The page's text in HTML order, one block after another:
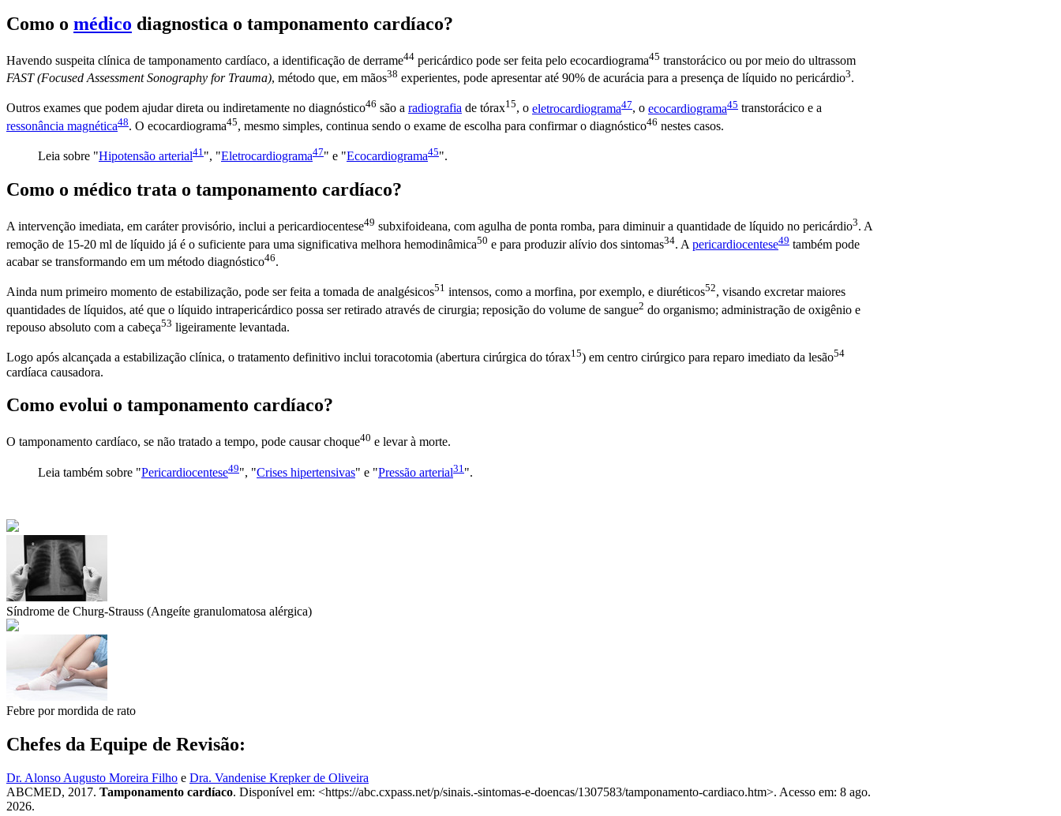
Como o médico diagnostica o tamponamento cardíaco?
Havendo suspeita clínica de tamponamento cardíaco, a identificação de derrame44 pericárdico pode ser feita pelo ecocardiograma45 transtorácico ou por meio do ultrassom
FAST (Focused Assessment Sonography for Trauma), método que, em mãos38 experientes, pode apresentar até 90% de acurácia para a presença de líquido no pericárdio3.
Outros exames que podem ajudar direta ou indiretamente no diagnóstico46 são a radiografia de tórax15, o eletrocardiograma47, o ecocardiograma45 transtorácico e a
ressonância magnética48. O ecocardiograma45, mesmo simples, continua sendo o exame de escolha para confirmar o diagnóstico46 nestes casos.
Leia sobre "Hipotensão arterial41", "Eletrocardiograma47" e "Ecocardiograma45".
Como o médico trata o tamponamento cardíaco?
A intervenção imediata, em caráter provisório, inclui a pericardiocentese49 subxifoideana, com agulha de ponta romba, para diminuir a quantidade de líquido no pericárdio3. A
remoção de 15-20 ml de líquido já é o suficiente para uma significativa melhora hemodinâmica50 e para produzir alívio dos sintomas34. A pericardiocentese49 também pode
acabar se transformando em um método diagnóstico46.
Ainda num primeiro momento de estabilização, pode ser feita a tomada de analgésicos51 intensos, como a morfina, por exemplo, e diuréticos52, visando excretar maiores
quantidades de líquidos, até que o líquido intrapericárdico possa ser retirado através de cirurgia; reposição do volume de sangue2 do organismo; administração de oxigênio e
repouso absoluto com a cabeça53 ligeiramente levantada.
Logo após alcançada a estabilização clínica, o tratamento definitivo inclui toracotomia (abertura cirúrgica do tórax15) em centro cirúrgico para reparo imediato da lesão54
cardíaca causadora.
Como evolui o tamponamento cardíaco?
O tamponamento cardíaco, se não tratado a tempo, pode causarchoque40 e levar à morte.
Leia também sobre "Pericardiocentese49", "Crises hipertensivas" e "Pressão arterial31 ".
Síndrome de Churg-Strauss (Angeíte granulomatosa alérgica)
Febre por mordida de rato
Chefes da Equipe de Revisão:
Dr. Alonso Augusto Moreira Filho e Dra. Vandenise Krepker de Oliveira
ABCMED, 2017. Tamponamento cardíaco. Disponível em: <https://abc.cxpass.net/p/sinais.-sintomas-e-doencas/1307583/tamponamento-cardiaco.htm>. Acesso em: 8 ago.
2026.